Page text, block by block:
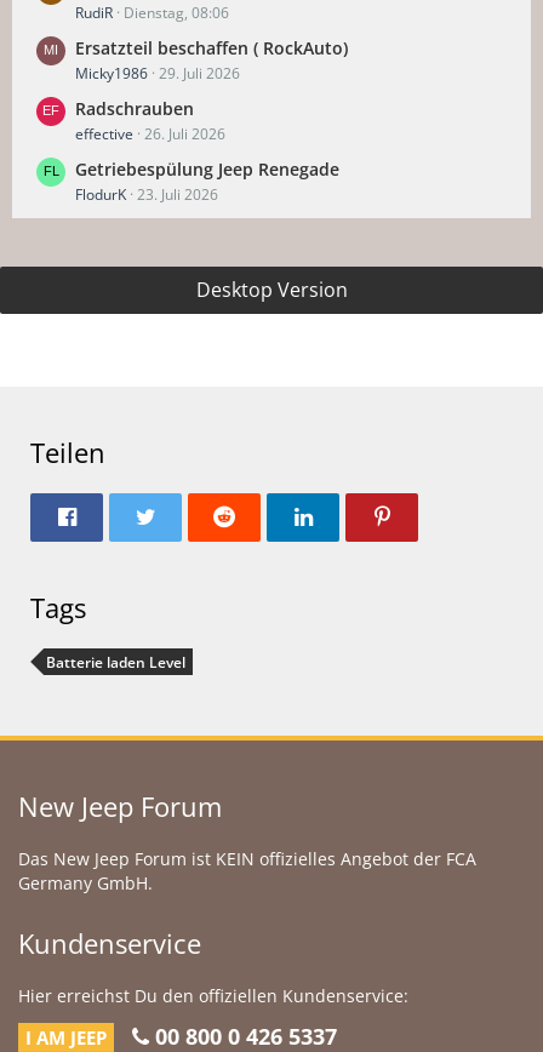
RudiR Dienstag, 08:06
Ersatzteil beschaffen ( RockAuto)
Micky1986 29. Juli 2026
Radschrauben
effective 26. Juli 2026
Getriebespülung Jeep Renegade
FlodurK 23. Juli 2026
Desktop Version
Teilen
Tags
Batterie laden Level
New Jeep Forum
Das New Jeep Forum ist KEIN offizielles Angebot der FCA
Germany GmbH.
Kundenservice
Hier erreichst Du den offiziellen Kundenservice:
I AM JEEP 00 800 0 426 5337